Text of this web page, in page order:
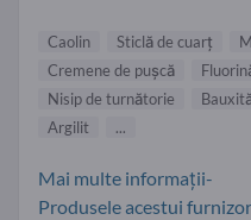
Caolin Sticlă de cuarţ
Cremene de puşcă
Nisip de turnătorie
Argilit
...
Mai multe informații-
Produsele acestui furnizor